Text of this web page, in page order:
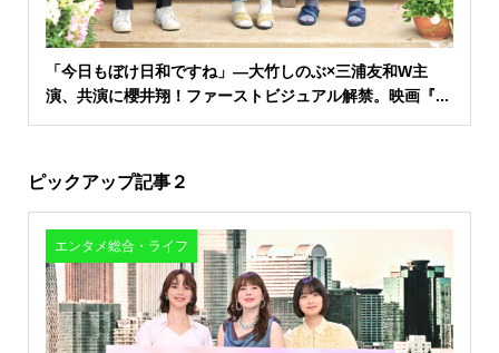
「今日もぼけ日和ですね」―大竹しのぶ×三浦友和W主
演、共演に櫻井翔！ファーストビジュアル解禁。映画『...
ピックアップ記事２
エンタメ総合・ライフ